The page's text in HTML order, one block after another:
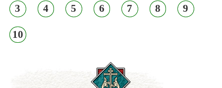
3 4 5 6 7 8 9
10